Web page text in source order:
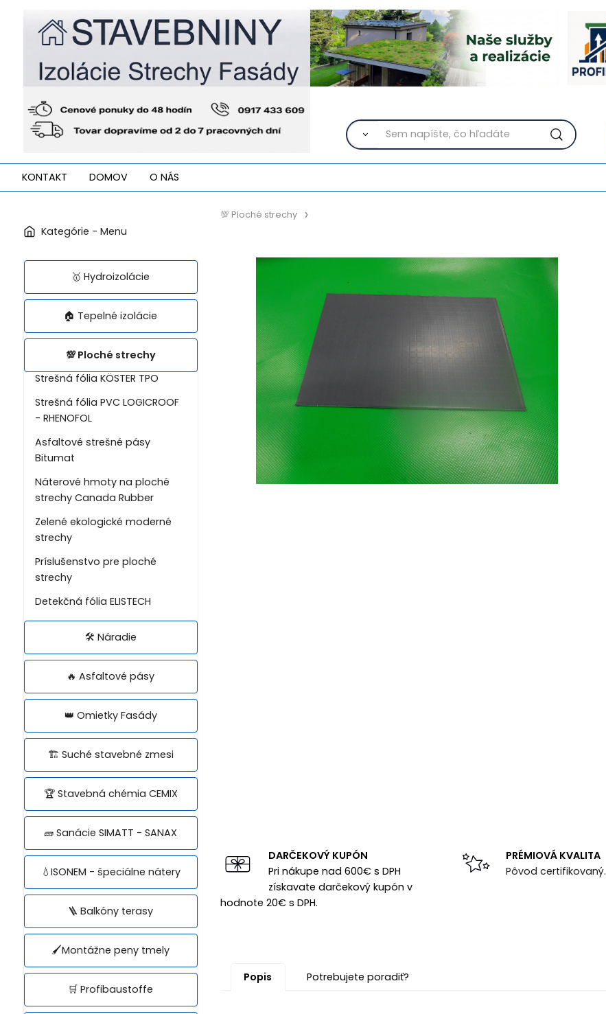
KONTAKT DOMOV O NÁS
🥇 Hydroizolácie
🏠 Tepelné izolácie
💯 Ploché strechy
Strešná fólia KÖSTER TPO
Strešná fólia PVC LOGICROOF
- RHENOFOL
Asfaltové strešné pásy
Bitumat
Náterové hmoty na ploché
strechy Canada Rubber
Zelené ekologické moderné
strechy
Príslušenstvo pre ploché
strechy
Detekčná fólia ELISTECH
🛠️ Náradie
🔥 Asfaltové pásy
👑 Omietky Fasády
🏗️ Suché stavebné zmesi
🏆 Stavebná chémia CEMIX
🧱 Sanácie SIMATT - SANAX
💧ISONEM - špeciálne nátery
🪜 Balkóny terasy
🖌️Montážne peny tmely
🛒 Profibaustoffe
💯 Ploché strechy
DARČEKOVÝ KUPÓN
Pri nákupe nad 600€ s DPH
získavate darčekový kupón v
hodnote 20€ s DPH.
PRÉMIOVÁ KVALITA
Pôvod certifikovaný.
Popis Potrebujete poradiť?